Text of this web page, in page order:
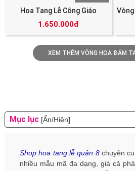
Hoa Tang Lễ Công Giáo
1.650.000đ
XEM THÊM VÒNG HOA ĐÁM
Mục lục [Ẩn/Hiện]
Shop hoa tang lễ quận 8chuyên
nhiều mẫu mã đa dạng, giá cả